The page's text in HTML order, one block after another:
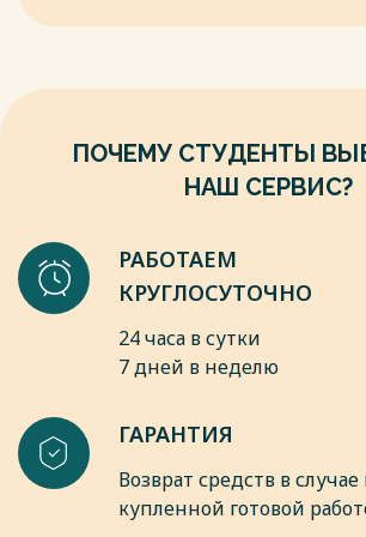
o Доля сортируемых отходов от общего
(смешанные отходы) или на
• Уровень участия населения
o По разным опросам и экспертным
сортируют отходы от 20% до 35%
либо делает это эпизодически.
Весь текст будет доступенпосле
ПОЧЕМУ СТУДЕНТЫ
НАШ СЕРВИС?
РАБОТАЕМ
КРУГЛОСУТОЧНО
24 часа в сутки
7 дней в неделю
ГАРАНТИЯ
Возврат средств в
купленной готовой